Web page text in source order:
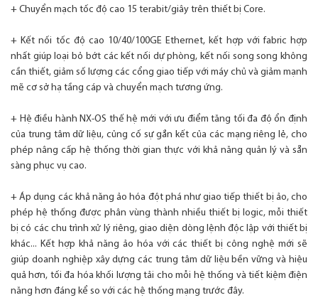
+ Chuyển mạch tốc độ cao 15 terabit/giây trên thiết bị Core.
+ Kết nối tốc độ cao 10/40/100GE Ethernet, kết hợp với fabric hợp
nhất giúp loại bỏ bớt các kết nối dự phòng, kết nối song song không
cần thiết, giảm số lượng các cổng giao tiếp với máy chủ và giảm mạnh
mẽ cơ sở hạ tầng cáp và chuyển mạch tương ứng.
+ Hệ điều hành NX-OS thế hệ mới với ưu điểm tăng tối đa độ ổn định
của trung tâm dữ liệu, củng cố sự gắn kết của các mạng riêng lẻ, cho
phép nâng cấp hệ thống thời gian thực với khả năng quản lý và sẵn
sàng phục vụ cao.
+ Áp dụng các khả năng ảo hóa đột phá như giao tiếp thiết bị ảo, cho
phép hệ thống được phân vùng thành nhiều thiết bị logic, mỗi thiết
bị có các chu trình xử lý riêng, giao diện dòng lệnh độc lập với thiết bị
khác... Kết hợp khả năng ảo hóa với các thiết bị công nghệ mới sẽ
giúp doanh nghiệp xây dựng các trung tâm dữ liệu bền vững và hiệu
quả hơn, tối đa hóa khối lượng tải cho mỗi hệ thống và tiết kiệm điện
năng hơn đáng kể so với các hệ thống mạng trước đây.